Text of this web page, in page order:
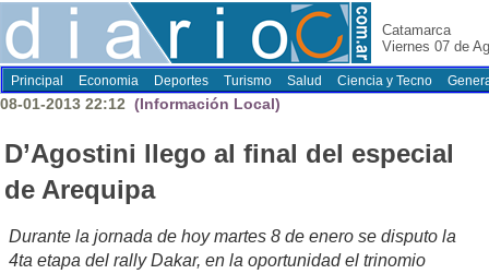
Catamarca
Viernes 07 de
Principal Economia Deportes Turismo Salud Ciencia y Tecno
08-01-2013 22:12 (Información Local)
D’Agostini llego al final del especial
de Arequipa
Durante la jornada de hoy martes 8 de enero se disputo la
4ta etapa del rally Dakar, en la oportunidad el trinomio